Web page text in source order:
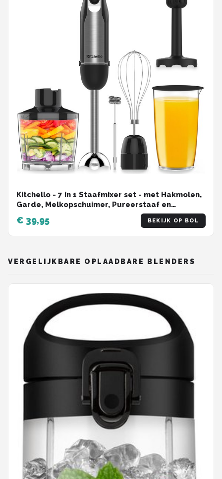
Kitchello - 7 in 1 Staafmixer set - met Hakmolen,
Garde, Melkopschuimer, Pureerstaaf en
Maatbeker - Soepmaker - Handmixer & Blender
- 8 Snelheden - 1000W - Zwart - RVS
€ 39,95 BEKIJK OP BOL
VERGELIJKBARE OPLAADBARE BLENDERS